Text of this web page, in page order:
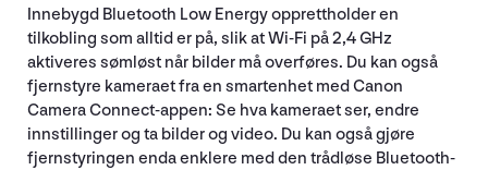
Innebygd Bluetooth Low Energy opprettholder en
tilkobling som alltid er på, slik at Wi-Fi på 2,4 GHz
aktiveres sømløst når bilder må overføres. Du kan også
fjernstyre kameraet fra en smartenhet med Canon
Camera Connect-appen: Se hva kameraet ser, endre
innstillinger og ta bilder og video. Du kan også gjøre
fjernstyringen enda enklere med den trådløse Bluetooth-